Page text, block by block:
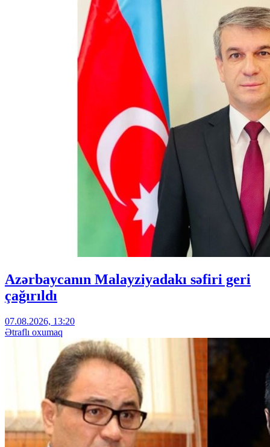
Azərbaycanın Malayziyadakı səfiri geri
çağırıldı
07.08.2026, 13:20
Ətraflı oxumaq